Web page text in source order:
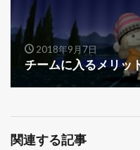
2018年9月7日
チームに入るメリッ
関連する記事